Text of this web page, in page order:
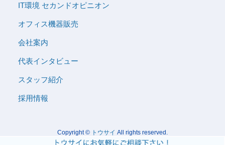
IT環境 セカンドオピニオン
オフィス機器販売
会社案内
代表インタビュー
スタッフ紹介
採用情報
Copyright © トウサイ All rights reserved.